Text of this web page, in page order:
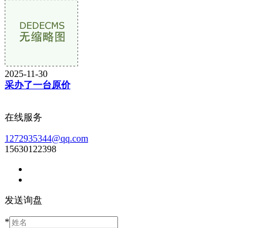
2025-11-30
采办了一台原价
在线服务
1272935344@qq.com
15630122398
发送询盘
*